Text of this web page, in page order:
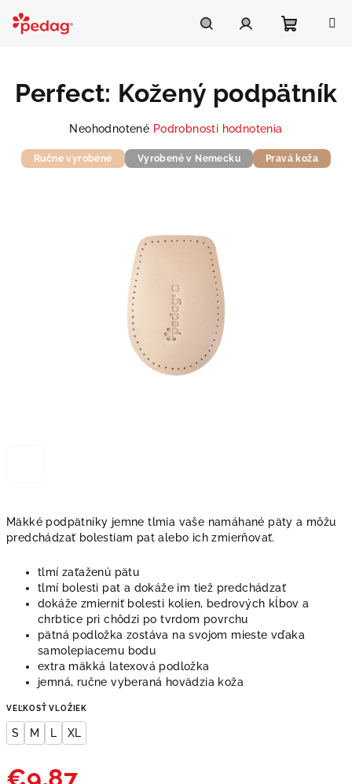
obsah
košík
Mäkké podpätníky jemne tlmia vaše namáhané päty a môžu
predchádzať bolestiam pat alebo ich zmierňovať.
tlmí zaťaženú pätu
tlmí bolesti pat a dokáže im tiež predchádzať
dokáže zmierniť bolesti kolien, bedrových kĺbov a
chrbtice pri chôdzi po tvrdom povrchu
pätná podložka zostáva na svojom mieste vďaka
samolepiacemu bodu
extra mäkká latexová podložka
jemná, ručne vyberaná hovädzia koža
VEĽKOSŤ VLOŽIEK
S M L XL
Perfect: Kožený podpätník
Priemerné
produktu
Neohodnotené Podrobnosti hodnotenia
Ručne vyrobené Vyrobené v Nemecku Pravá koža
Asistent Pedag